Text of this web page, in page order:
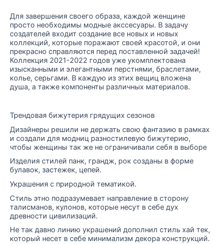
Для завершения своего образа, каждой женщине
просто необходимы модные акссесуары. В задачу
создателей входит создание все новых и новых
коллекций, которые поражают своей красотой, и они
прекрасно справляются перед поставленной задачей!
Коллекция 2021-2022 годов уже укомплектована
изысканными и элегантными перстнями, браслетами,
колье, серьгами. В каждую из этих вещиц вложена
душа, а также компоненты различных материалов.
Трендовая бижутерия грядущих сезонов
Дизайнеры решили не держать свою фантазию в рамках
и создали для модниц разностилевую бижутерию,
чтобы женщины так же не ограничивали себя в выборе
Изделия стилей панк, грандж, рок созданы в форме
булавок, застежек, цепей.
Украшения с природной тематикой.
Стиль этно подразумевает направление в сторону
талисманов, кулонов, которые несут в себе дух
древности цивилизаций.
Не так давно линию украшений дополнил стиль хай тек,
который несет в себе минимализм декора конструкций.